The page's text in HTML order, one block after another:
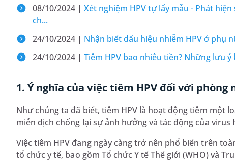
08/10/2024 | Xét nghiệm HPV tự lấy mẫu - Phát
ch...
24/10/2024 | Nhận biết dấu hiệu nhiễm HPV ở phụ
24/10/2024 | Tiêm HPV bao nhiêu tiền? Những lưu
1. Ý nghĩa của việc tiêm HPV đối với phòng
Như chúng ta đã biết, tiêm HPV là hoạt động tiêm một
miễn dịch chống lại sự ảnh hưởng và tác động của virus
Việc tiêm HPV đang ngày càng trở nên phổ biến trên
tổ chức y tế, bao gồm Tổ chức Y tế Thế giới (WHO) và